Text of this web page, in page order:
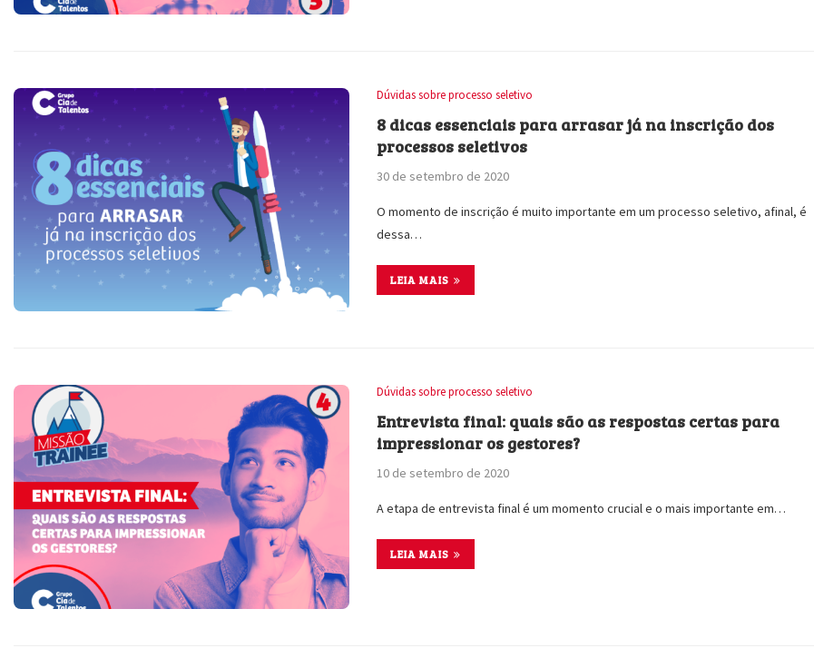
Dúvidas sobre processo seletivo
8 dicas essenciais para arrasar já na inscrição dos
processos seletivos
30 de setembro de 2020
O momento de inscrição é muito importante em um processo seletivo, afinal, é
dessa…
LEIA MAIS
Dúvidas sobre processo seletivo
Entrevista final: quais são as respostas certas para
impressionar os gestores?
10 de setembro de 2020
A etapa de entrevista final é um momento crucial e o mais importante em…
LEIA MAIS